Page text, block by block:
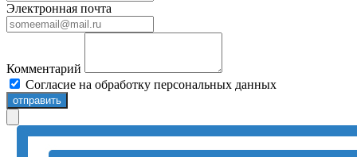
Электронная почта
Комментарий
Согласие на обработку персональных данных
отправить